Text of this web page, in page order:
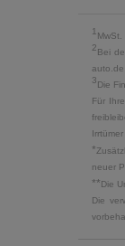
1 MwSt.
2Bei
auto.de
3Die
Für
*
neuer
**Die
Die